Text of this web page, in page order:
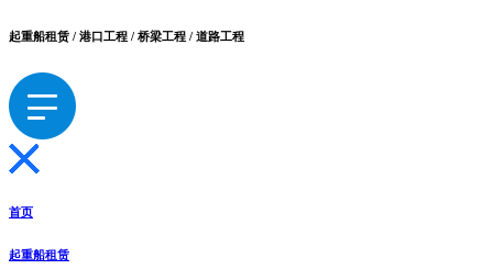
起重船租赁 / 港口工程 / 桥梁工程 / 道路工程
首页
起重船租赁